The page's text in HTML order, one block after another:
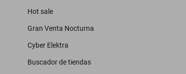
Hot sale
Gran Venta Nocturna
Cyber Elektra
Buscador de tiendas